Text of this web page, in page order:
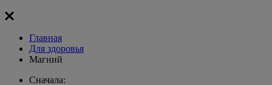
Главная
Для здоровья
Магний
Сначала: